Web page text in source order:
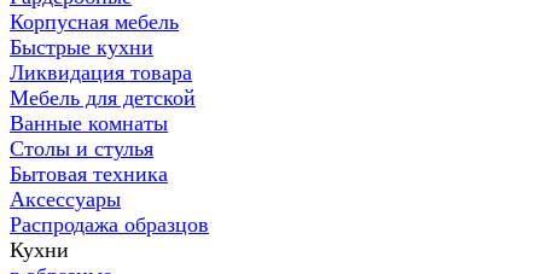
Корпусная мебель
Быстрые кухни
Ликвидация товара
Мебель для детской
Ванные комнаты
Столы и стулья
Бытовая техника
Аксессуары
Распродажа образцов
Кухни